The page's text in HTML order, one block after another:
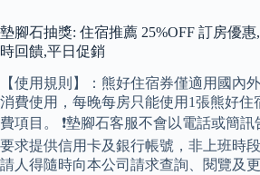
墊腳石抽獎: 住宿推薦 25%OFF 訂房優
時回饋,平日促銷
【使用規則】：熊好住宿券僅適用國內
消費使用，每晚每房只能使用1張熊好住
費項目。 ❗️墊腳石客服不會以電話或簡
要求提供信用卡及銀行帳號，非上班時
請人得隨時向本公司請求查詢、閱覽及